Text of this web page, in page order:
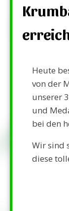
Heute
von der
unserer
und
bei den
Wir sind
diese